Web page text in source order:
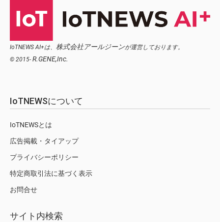
IoTNEWS AI+は、 株式会社アールジーンが運営しております。
© 2015- R.GENE,Inc.
IoTNEWSについて
IoTNEWSとは
広告掲載・タイアップ
プライバシーポリシー
特定商取引法に基づく表示
お問合せ
サイト内検索